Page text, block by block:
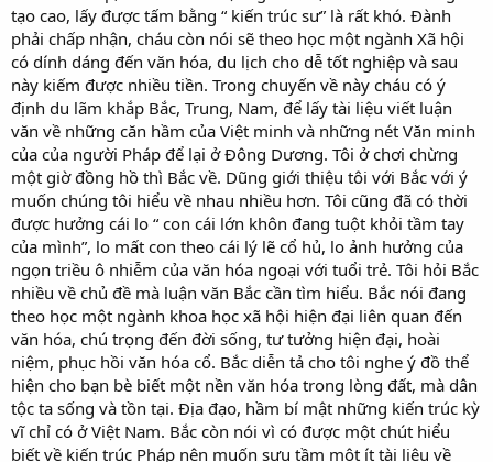
tạo cao, lấy được tấm bằng “ kiến trúc sư” là rất khó. Đành
phải chấp nhận, cháu còn nói sẽ theo học một ngành Xã hội
có dính dáng đến văn hóa, du lịch cho dễ tốt nghiệp và sau
này kiếm được nhiều tiền. Trong chuyến về này cháu có ý
định du lãm khắp Bắc, Trung, Nam, để lấy tài liệu viết luận
văn về những căn hầm của Việt minh và những nét Văn minh
của của người Pháp để lại ở Đông Dương. Tôi ở chơi chừng
một giờ đồng hồ thì Bắc về. Dũng giới thiệu tôi với Bắc với ý
muốn chúng tôi hiểu về nhau nhiều hơn. Tôi cũng đã có thời
được hưởng cái lo “ con cái lớn khôn đang tuột khỏi tầm tay
của mình”, lo mất con theo cái lý lẽ cổ hủ, lo ảnh hưởng của
ngọn triều ô nhiễm của văn hóa ngoại với tuổi trẻ. Tôi hỏi Bắc
nhiều về chủ đề mà luận văn Bắc cần tìm hiểu. Bắc nói đang
theo học một ngành khoa học xã hội hiện đại liên quan đến
văn hóa, chú trọng đến đời sống, tư tưởng hiện đại, hoài
niệm, phục hồi văn hóa cổ. Bắc diễn tả cho tôi nghe ý đồ thể
hiện cho bạn bè biết một nền văn hóa trong lòng đất, mà dân
tộc ta sống và tồn tại. Địa đạo, hầm bí mật những kiến trúc kỳ
vĩ chỉ có ở Việt Nam. Bắc còn nói vì có được một chút hiểu
biết về kiến trúc Pháp nên muốn sưu tầm một ít tài liệu về